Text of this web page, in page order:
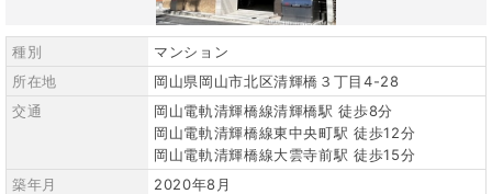
種別
マンション
所在地
岡山県岡山市北区清輝橋３丁目4-28
交通
岡山電軌清輝橋線清輝橋駅 徒歩8分
岡山電軌清輝橋線東中央町駅 徒歩12分
岡山電軌清輝橋線大雲寺前駅 徒歩15分
築年月
2020年8月